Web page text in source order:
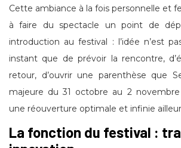
Cette ambiance à la fois personnelle et
à faire du spectacle un point de
introduction au festival : l’idée n’est
instant que de prévoir la rencontre,
retour, d’ouvrir une parenthèse que
majeure du 31 octobre au 2
une réouverture optimale et infinie
La fonction du festival :